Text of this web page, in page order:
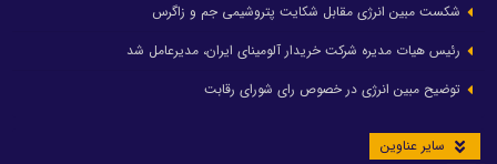
شکست مبین انرژی مقابل شکایت پتروشیمی جم و زاگرس
رئیس هیات مدیره شرکت خریدار آلومینای ایران، مدیرعامل شد
توضیح مبین انرژی در خصوص رای شورای رقابت
سایر عناوین